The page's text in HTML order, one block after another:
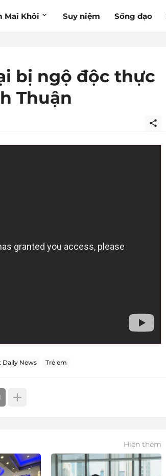
Mai Khôi Suy niệm Sống đạo
bị ngộ độc thực
Thuận
Daily News Trẻ em
Hiện thêm